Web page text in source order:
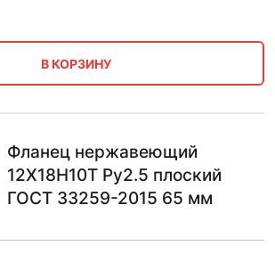
В КОРЗИНУ
Фланец нержавеющий
12Х18Н10Т Ру2.5 плоский
ГОСТ 33259-2015 65 мм